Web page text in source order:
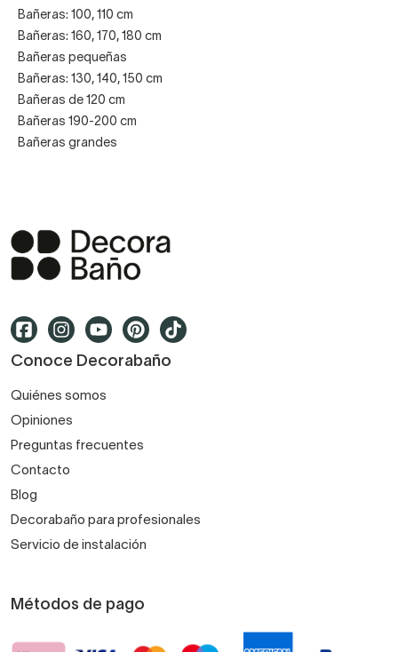
Bañeras: 100, 110 cm
Bañeras: 160, 170, 180 cm
Bañeras pequeñas
Bañeras: 130, 140, 150 cm
Bañeras de 120 cm
Bañeras 190-200 cm
Bañeras grandes
Conoce Decorabaño
Quiénes somos
Opiniones
Preguntas frecuentes
Contacto
Blog
Decorabaño para profesionales
Servicio de instalación
Métodos de pago